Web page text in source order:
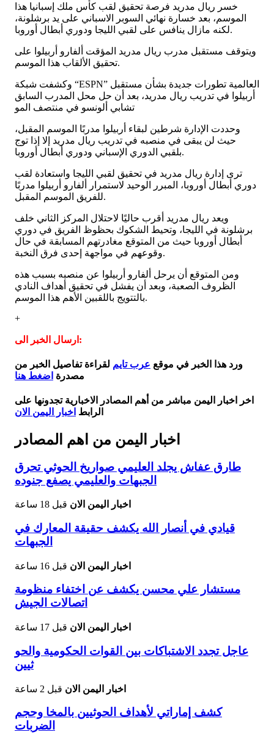
خسر ريال مدريد فرصة تحقيق لقب كأس ملك إسبانيا هذا
الموسم، بعد خسارة نهائي السوبر الاسباني على يد برشلونة،
لكنه مازال ينافس على لقبي الليجا ودوري أبطال أوروبا.
ويتوقف مستقبل مدرب ريال مدريد المؤقت ألفارو أربيلوا على
تحقيق الألقاب هذا الموسم.
وكشفت شبكة “ESPN” العالمية تطورات جديدة بشأن مستقبل
أربيلوا في تدريب ريال مدريد، بعد أن حل محل المدرب السابق
تشابي ألونسو في منتصف المو
وحددت الإدارة شرطين لبقاء أربيلوا مدربًا الموسم المقبل،
حيث لن يبقى في منصبه في تدريب ريال مدريد إلا إذا توج
بلقبي الدوري الإسباني ودوري أبطال أوروبا.
ترى إدارة ريال مدريد في تحقيق لقبي الليجا واستعادة لقب
دوري أبطال أوروبا، المبرر الوحيد لاستمرار ألفارو أربيلوا مدربًا
للفريق الموسم المقبل.
ويعد ريال مدريد أقرب حاليًا لاحتلال المركز الثاني خلف
برشلونة في الليجا، وتحيط الشكوك بحظوظ الفريق في دوري
أبطال أوروبا حيث من المتوقع مغادرتهم المسابقة في حال
وقوعهم في مواجهة إحدى فرق النخبة.
ومن المتوقع أن يرحل ألفارو أربيلوا عن منصبه بسبب هذه
الظروف الصعبة، وبعد أن يفشل في تحقيق أهداف النادي
بالتتويج باللقبين الأهم هذا الموسم.
+
ارسال الخبر الى:
ورد هذا الخبر في موقع عرب تايم لقراءة تفاصيل الخبر من
مصدرة اضغط هنا
اخر اخبار اليمن مباشر من أهم المصادر الاخبارية تجدونها على
الرابط اخبار اليمن الان
اخبار اليمن من اهم المصادر
طارق عفاش يجلد العليمي صواريخ الحوثي تحرق
الجبهات والعليمي يصفع جنوده
اخبار اليمن الان قبل 18 ساعة
قيادي في أنصار الله يكشف حقيقة المعارك في
الجبهات
اخبار اليمن الان قبل 16 ساعة
مستشار علي محسن يكشف عن اختفاء منظومة
اتصالات الجيش
اخبار اليمن الان قبل 17 ساعة
عاجل تجدد الاشتباكات بين القوات الحكومية والحو
ثيين
اخبار اليمن الان قبل 2 ساعة
كشف إماراتي لأهداف الحوثيين بالمخا وحجم
الضربات